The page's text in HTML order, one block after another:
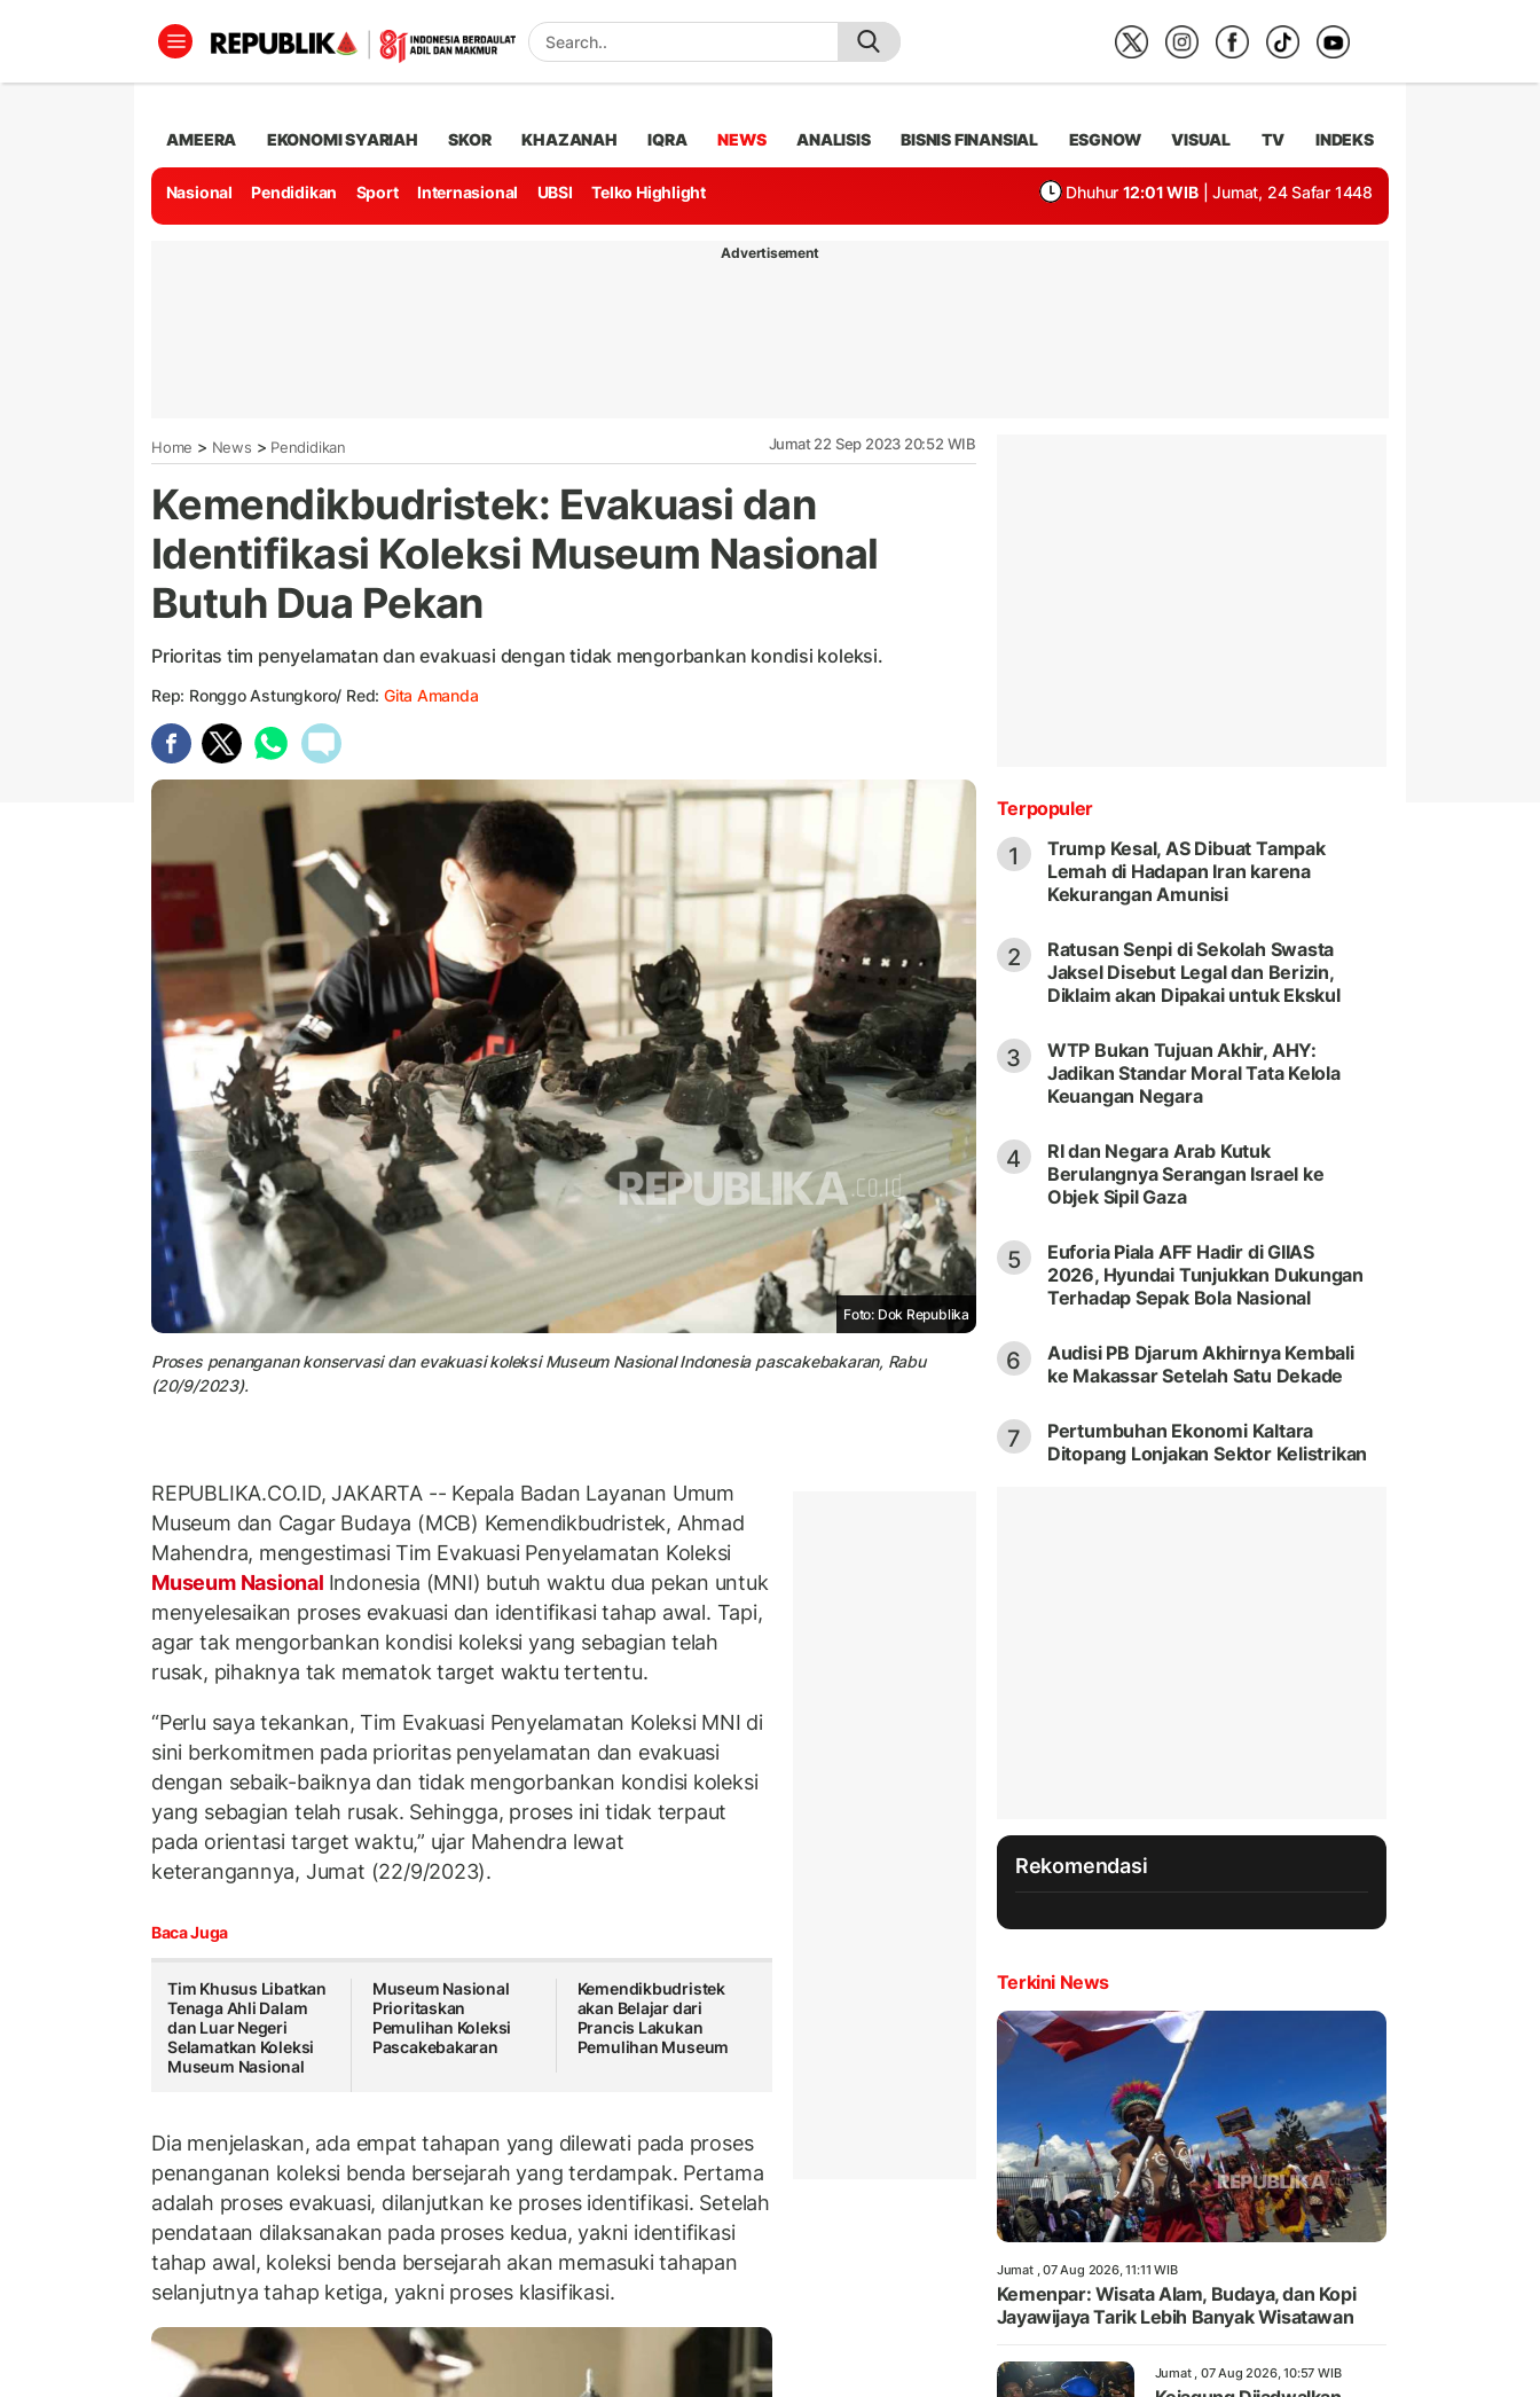
AMEERA EKONOMI SYARIAH SKOR KHAZANAH IQRA NEWS ANALISIS BISNIS FINANSIAL ESGNOW VISUAL TV INDEKS
Nasional Pendidikan Sport Internasional UBSI Telko Highlight Dhuhur 12:01 WIB | Jumat, 24 Safar 1448
Advertisement
Home > News > Pendidikan Jumat 22 Sep 2023 20:52 WIB
Kemendikbudristek: Evakuasi dan
Identifikasi Koleksi Museum Nasional
Butuh Dua Pekan
Prioritas tim penyelamatan dan evakuasi dengan tidak mengorbankan kondisi koleksi.
Rep: Ronggo Astungkoro/ Red: Gita Amanda
Foto: Dok Republika
Proses penanganan konservasi dan evakuasi koleksi Museum Nasional Indonesia pascakebakaran, Rabu
(20/9/2023).
REPUBLIKA.CO.ID, JAKARTA -- Kepala Badan Layanan Umum
Museum dan Cagar Budaya (MCB) Kemendikbudristek, Ahmad
Mahendra, mengestimasi Tim Evakuasi Penyelamatan Koleksi
Museum Nasional Indonesia (MNI) butuh waktu dua pekan untuk
menyelesaikan proses evakuasi dan identifikasi tahap awal. Tapi,
agar tak mengorbankan kondisi koleksi yang sebagian telah
rusak, pihaknya tak mematok target waktu tertentu.
“Perlu saya tekankan, Tim Evakuasi Penyelamatan Koleksi MNI di
sini berkomitmen pada prioritas penyelamatan dan evakuasi
dengan sebaik-baiknya dan tidak mengorbankan kondisi koleksi
yang sebagian telah rusak. Sehingga, proses ini tidak terpaut
pada orientasi target waktu,” ujar Mahendra lewat
keterangannya, Jumat (22/9/2023).
Baca Juga
Tim Khusus Libatkan
Tenaga Ahli Dalam
dan Luar Negeri
Selamatkan Koleksi
Museum Nasional
Museum Nasional
Prioritaskan
Pemulihan Koleksi
Pascakebakaran
Kemendikbudristek
akan Belajar dari
Prancis Lakukan
Pemulihan Museum
Dia menjelaskan, ada empat tahapan yang dilewati pada proses
penanganan koleksi benda bersejarah yang terdampak. Pertama
adalah proses evakuasi, dilanjutkan ke proses identifikasi. Setelah
pendataan dilaksanakan pada proses kedua, yakni identifikasi
tahap awal, koleksi benda bersejarah akan memasuki tahapan
selanjutnya tahap ketiga, yakni proses klasifikasi.
Terpopuler
1
Trump Kesal, AS Dibuat Tampak
Lemah di Hadapan Iran karena
Kekurangan Amunisi
2
Ratusan Senpi di Sekolah Swasta
Jaksel Disebut Legal dan Berizin,
Diklaim akan Dipakai untuk Ekskul
3
WTP Bukan Tujuan Akhir, AHY:
Jadikan Standar Moral Tata Kelola
Keuangan Negara
4
RI dan Negara Arab Kutuk
Berulangnya Serangan Israel ke
Objek Sipil Gaza
5
Euforia Piala AFF Hadir di GIIAS
2026, Hyundai Tunjukkan Dukungan
Terhadap Sepak Bola Nasional
6
Audisi PB Djarum Akhirnya Kembali
ke Makassar Setelah Satu Dekade
7
Pertumbuhan Ekonomi Kaltara
Ditopang Lonjakan Sektor Kelistrikan
Rekomendasi
Terkini News
Jumat , 07 Aug 2026, 11:11 WIB
Kemenpar: Wisata Alam, Budaya, dan Kopi
Jayawijaya Tarik Lebih Banyak Wisatawan
Jumat , 07 Aug 2026, 10:57 WIB